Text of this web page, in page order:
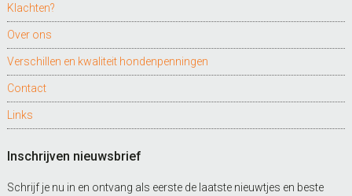
Klachten?
Over ons
Verschillen en kwaliteit hondenpenningen
Contact
Links
Inschrijven nieuwsbrief
Schrijf je nu in en ontvang als eerste de laatste nieuwtjes en beste